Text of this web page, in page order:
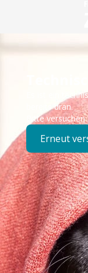
Es ist ein
bereits dran.
Bitte
Erneut